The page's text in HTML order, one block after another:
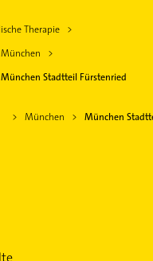
Therapie
Stadtteil Fürstenried
München München